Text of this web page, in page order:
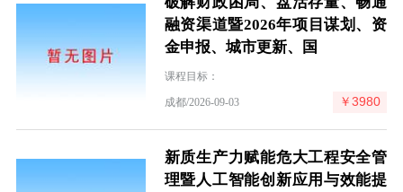
融资渠道暨2026年项目谋划、资
金申报、城市更新、国
课程目标：
成都/2026-09-03 ￥3980
新质生产力赋能危大工程安全管
理暨人工智能创新应用与效能提